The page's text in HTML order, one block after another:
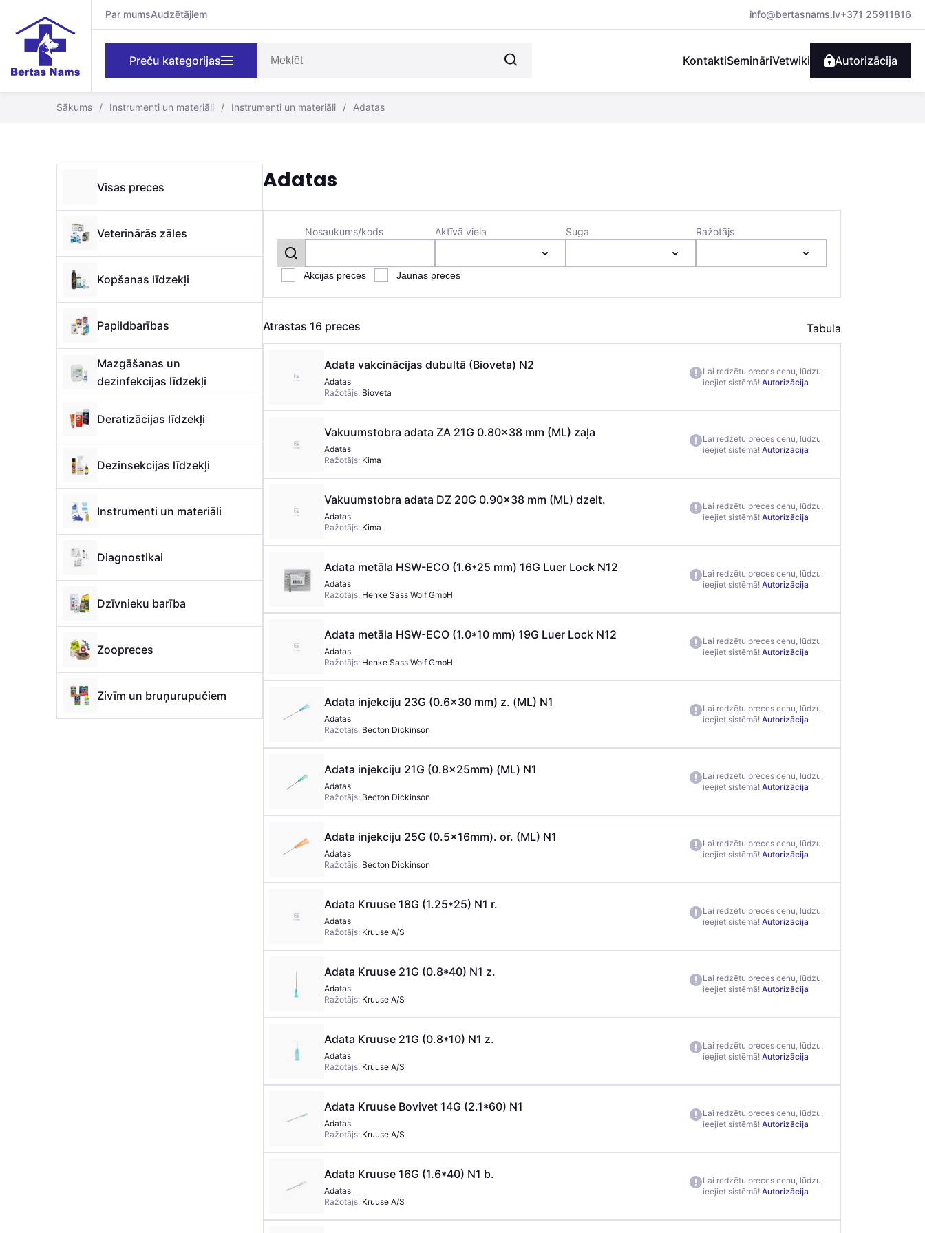
Par mumsAudzētājiem info@bertasnams.lv+371 25911816
Preču kategorijas KontaktiSemināriVetwiki Autorizācija
Sākums / Instrumenti un materiāli / Instrumenti un materiāli / Adatas
Visas preces
Veterinārās zāles
Kopšanas līdzekļi
Papildbarības
Mazgāšanas un
dezinfekcijas līdzekļi
Deratizācijas līdzekļi
Dezinsekcijas līdzekļi
Instrumenti un materiāli
Diagnostikai
Dzīvnieku barība
Zoopreces
Zivīm un bruņurupučiem
Adatas
Nosaukums/kods Aktīvā viela Suga Ražotājs
Akcijas preces Jaunas preces
Atrastas 16preces Tabula
Adata vakcinācijas dubultā (Bioveta) N2
Adatas
Ražotājs: Bioveta
Lai redzētu preces cenu, lūdzu,
ieejiet sistēmā! Autorizācija
Vakuumstobra adata ZA 21G 0.80x38 mm (ML) zaļa
Adatas
Ražotājs: Kima
Lai redzētu preces cenu, lūdzu,
ieejiet sistēmā! Autorizācija
Vakuumstobra adata DZ 20G 0.90x38 mm (ML) dzelt.
Adatas
Ražotājs: Kima
Lai redzētu preces cenu, lūdzu,
ieejiet sistēmā! Autorizācija
Adata metāla HSW-ECO (1.6*25 mm) 16G Luer Lock N12
Adatas
Ražotājs: Henke Sass Wolf GmbH
Lai redzētu preces cenu, lūdzu,
ieejiet sistēmā! Autorizācija
Adata metāla HSW-ECO (1.0*10 mm) 19G Luer Lock N12
Adatas
Ražotājs: Henke Sass Wolf GmbH
Lai redzētu preces cenu, lūdzu,
ieejiet sistēmā! Autorizācija
Adata injekciju 23G (0.6x30 mm) z. (ML) N1
Adatas
Ražotājs: Becton Dickinson
Lai redzētu preces cenu, lūdzu,
ieejiet sistēmā! Autorizācija
Adata injekciju 21G (0.8x25mm) (ML) N1
Adatas
Ražotājs: Becton Dickinson
Lai redzētu preces cenu, lūdzu,
ieejiet sistēmā! Autorizācija
Adata injekciju 25G (0.5x16mm). or. (ML) N1
Adatas
Ražotājs: Becton Dickinson
Lai redzētu preces cenu, lūdzu,
ieejiet sistēmā! Autorizācija
Adata Kruuse 18G (1.25*25) N1 r.
Adatas
Ražotājs: Kruuse A/S
Lai redzētu preces cenu, lūdzu,
ieejiet sistēmā! Autorizācija
Adata Kruuse 21G (0.8*40) N1 z.
Adatas
Ražotājs: Kruuse A/S
Lai redzētu preces cenu, lūdzu,
ieejiet sistēmā! Autorizācija
Adata Kruuse 21G (0.8*10) N1 z.
Adatas
Ražotājs: Kruuse A/S
Lai redzētu preces cenu, lūdzu,
ieejiet sistēmā! Autorizācija
Adata Kruuse Bovivet 14G (2.1*60) N1
Adatas
Ražotājs: Kruuse A/S
Lai redzētu preces cenu, lūdzu,
ieejiet sistēmā! Autorizācija
Adata Kruuse 16G (1.6*40) N1 b.
Adatas
Ražotājs: Kruuse A/S
Lai redzētu preces cenu, lūdzu,
ieejiet sistēmā! Autorizācija